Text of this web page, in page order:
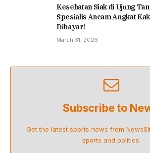
Kesehatan Siak di Ujung
Spesialis Ancam Angkat
Dibayar!
March 31, 2026
Subscribe to
Get the latest sports news from
sports and politics.